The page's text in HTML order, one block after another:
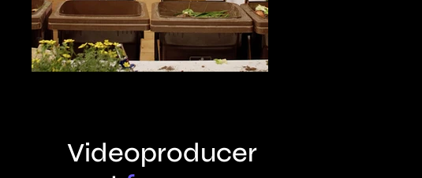
Videoproducer